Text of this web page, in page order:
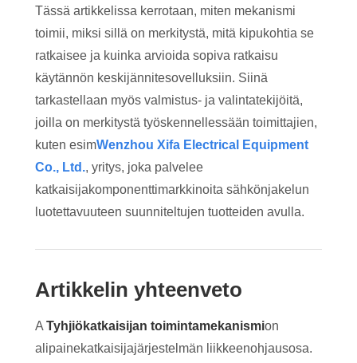
Tässä artikkelissa kerrotaan, miten mekanismi
toimii, miksi sillä on merkitystä, mitä kipukohtia se
ratkaisee ja kuinka arvioida sopiva ratkaisu
käytännön keskijännitesovelluksiin. Siinä
tarkastellaan myös valmistus- ja valintatekijöitä,
joilla on merkitystä työskennellessään toimittajien,
kuten esimWenzhou Xifa Electrical Equipment
Co., Ltd., yritys, joka palvelee
katkaisijakomponenttimarkkinoita sähkönjakelun
luotettavuuteen suunniteltujen tuotteiden avulla.
Artikkelin yhteenveto
A Tyhjiökatkaisijan toimintamekanismion
alipainekatkaisijajärjestelmän liikkeenohjausosa.